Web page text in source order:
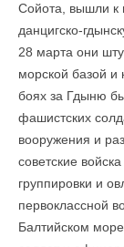
Сойота, вышли к
данцигско-
28 марта они
морской базой
боях за Гдыню
фашистских
вооружения и
советские
группировки и
первоклассной
Балтийском